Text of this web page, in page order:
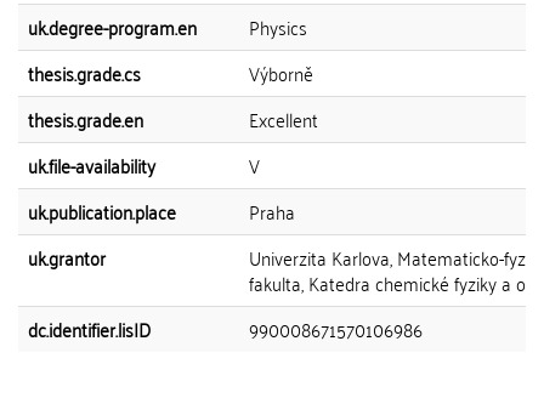
uk.degree-program.en
Physics
thesis.grade.cs
Výborně
thesis.grade.en
Excellent
uk.file-availability
V
uk.publication.place
Praha
uk.grantor
Univerzita Karlova, Matematicko-
fakulta, Katedra chemické fyziky a
dc.identifier.lisID
990008671570106986